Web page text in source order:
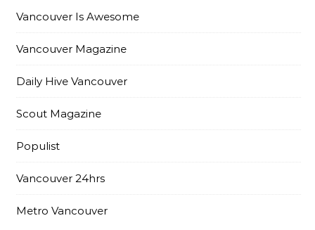
Vancouver Is Awesome
Vancouver Magazine
Daily Hive Vancouver
Scout Magazine
Populist
Vancouver 24hrs
Metro Vancouver